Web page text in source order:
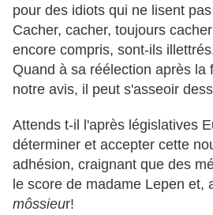
pour des idiots qui ne lisent
Cacher, cacher, toujours
encore compris, sont-ils
Quand à sa réélection après la
notre avis, il peut s'asseoir
Attends t-il l'après législatives
déterminer et accepter cette
adhésion, craignant que des
le score de madame Lepen et,
môssieur!